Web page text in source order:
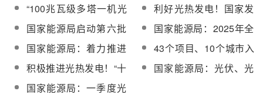
见》答记者问
电上网电量核发可交易
绿证
国家能源局等5部门：推
动光热储能等在工业绿
色微电网的创新应用
“100兆瓦级多塔一机光
热电站聚光集热系统”入
选国家能源局2025年度
能源行业十大科技创新
成果
利好光热发电！国家发
改委、国家能源局：有
序建立发电侧可靠容量
补偿机制
国家能源局启动第六批
能源领域首台（套）重
大技术装备申报工作
国家能源局：2025年全
国光热发电新增装机94
万千瓦，同比增长203%
国家能源局：着力推进
“沙戈荒”大基地建设，积
极推动光热发电
43个项目、10个城市入
选国家能源局新型电力
系统建设能力提升试点
积极推进光热发电！“十
五五”规划纲要全文发布
国家能源局：光伏、光
国家能源局：一季度光